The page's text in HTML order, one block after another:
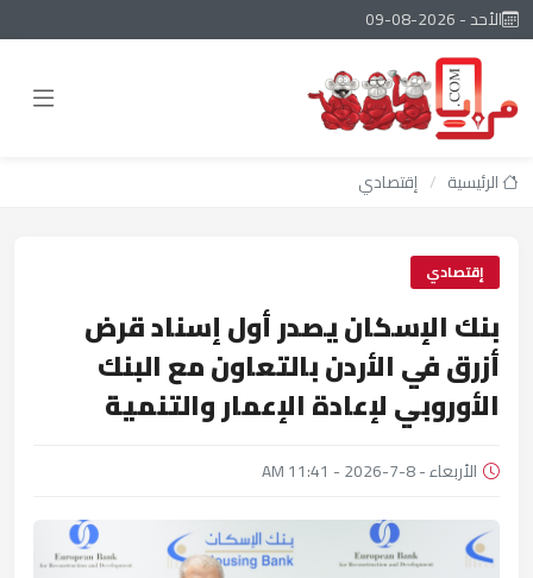
الأحد - 2026-08-09
الرئيسية / إقتصادي
إقتصادي
بنك الإسكان يصدر أول إسناد قرض
أزرق في الأردن بالتعاون مع البنك
الأوروبي لإعادة الإعمار والتنمية
الأربعاء - 8-7-2026 - 11:41 AM